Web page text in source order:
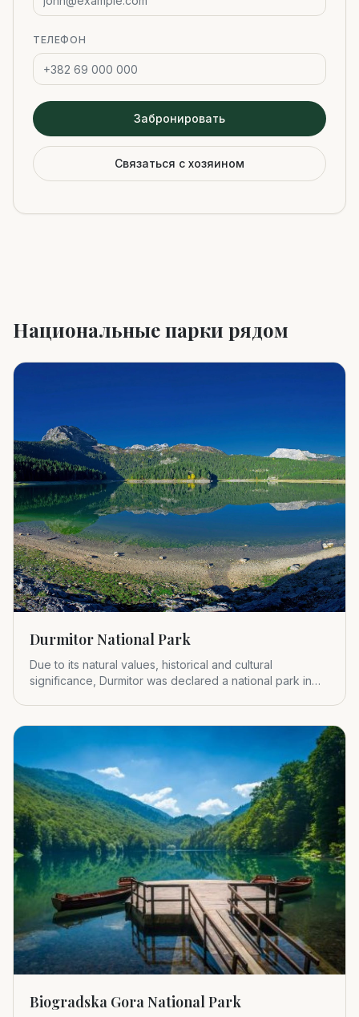
ТЕЛЕФОН
Забронировать
Связаться с хозяином
Национальные парки рядом
Durmitor National Park
Due to its natural values, historical and cultural
significance, Durmitor was declared a national park in
Biogradska Gora National Park